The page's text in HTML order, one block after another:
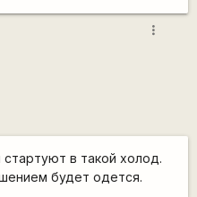
more_vert
в такой холод.
будет одется.